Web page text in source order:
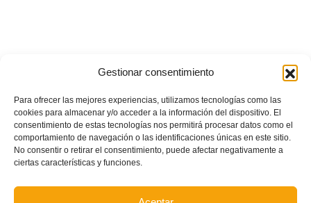
Gestionar consentimiento
Para ofrecer las mejores experiencias, utilizamos tecnologías como las
cookies para almacenar y/o acceder a la información del dispositivo. El
consentimiento de estas tecnologías nos permitirá procesar datos como el
comportamiento de navegación o las identificaciones únicas en este sitio.
No consentir o retirar el consentimiento, puede afectar negativamente a
ciertas características y funciones.